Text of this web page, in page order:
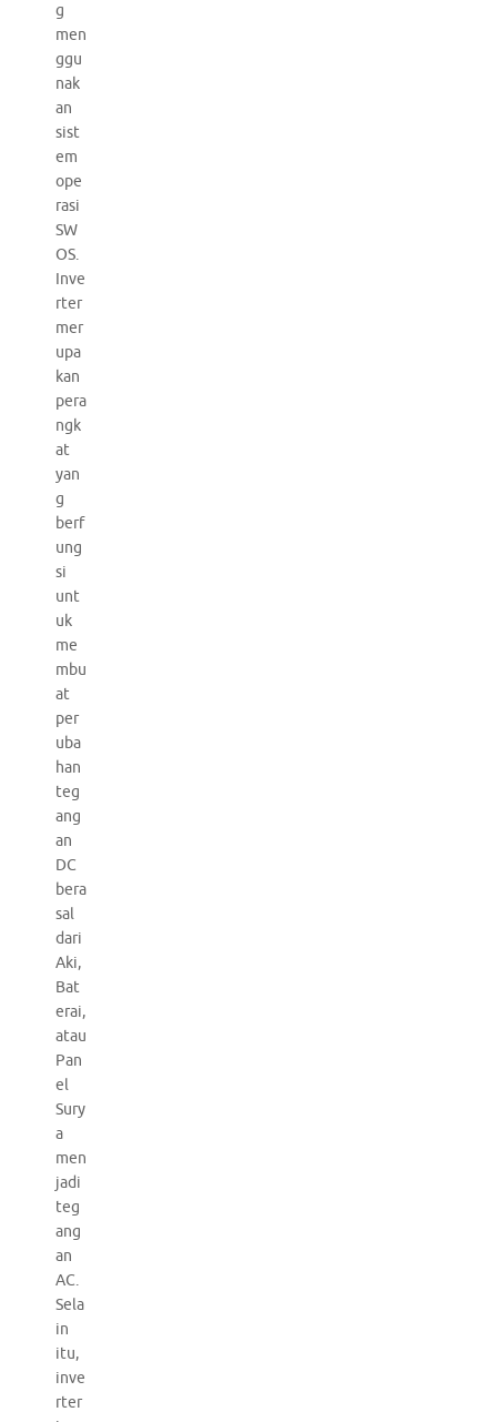
g
men
ggu
nak
an
sist
em
ope
rasi
SW
OS.
Inve
rter
mer
upa
kan
pera
ngk
at
yan
g
berf
ung
si
unt
uk
me
mbu
at
per
uba
han
teg
ang
an
DC
bera
sal
dari
Aki,
Bat
erai,
atau
Pan
el
Sury
a
men
jadi
teg
ang
an
AC.
Sela
in
itu,
inve
rter